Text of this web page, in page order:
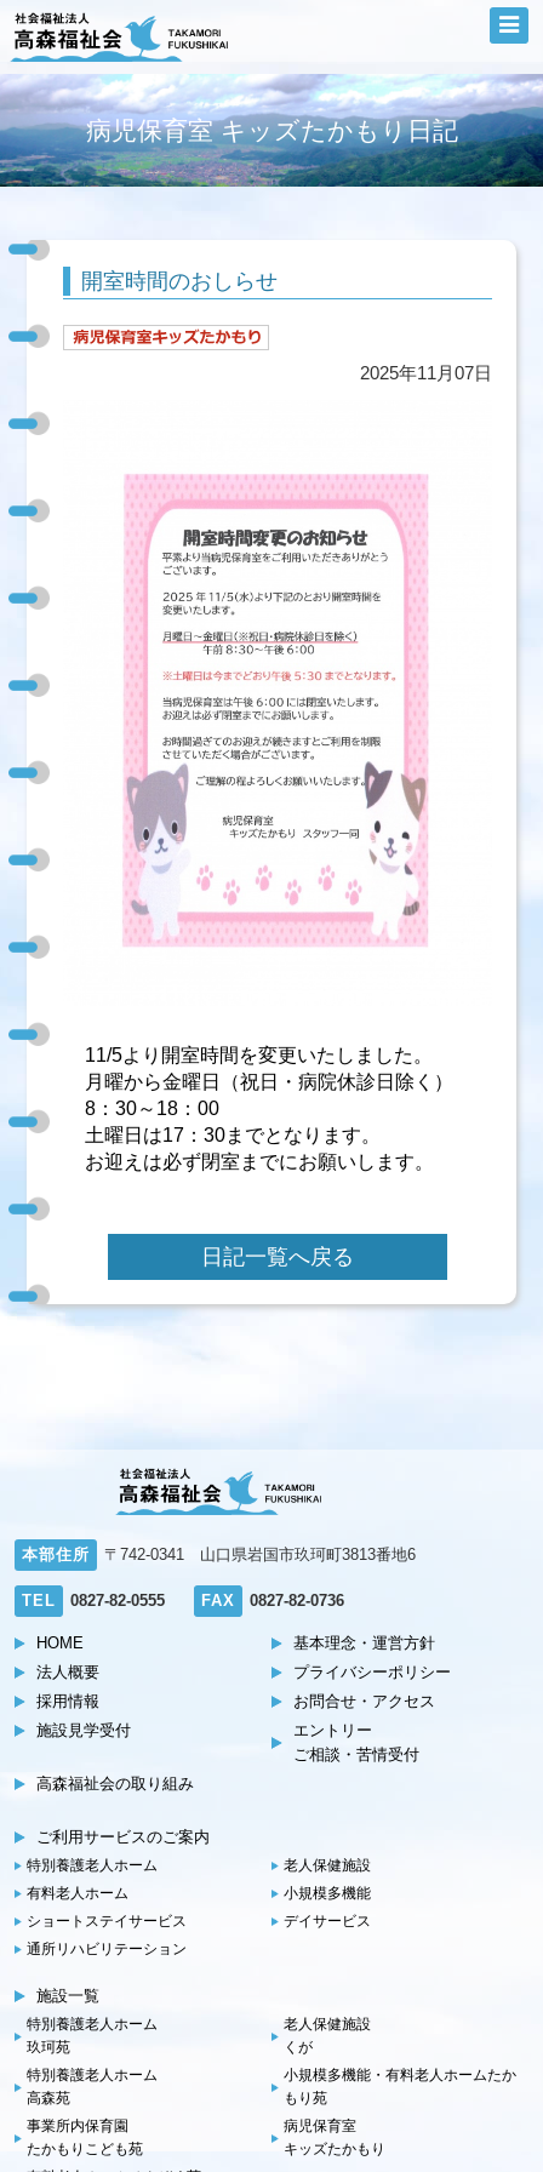
病児保育室 キッズたかもり日記
開室時間のおしらせ
2025年11月07日
11/5より開室時間を変更いたしました。
月曜から金曜日（祝日・病院休診日除く）
8：30～18：00
土曜日は17：30までとなります。
お迎えは必ず閉室までにお願いします。
日記一覧へ戻る
本部住所 〒742-0341 山口県岩国市玖珂町3813番地6
TEL 0827-82-0555 FAX 0827-82-0736
HOME
基本理念・運営方針
法人概要
プライバシーポリシー
採用情報
お問合せ・アクセス
施設見学受付
エントリー
ご相談・苦情受付
高森福祉会の取り組み
ご利用サービスのご案内
特別養護老人ホーム
老人保健施設
有料老人ホーム
小規模多機能
ショートステイサービス
デイサービス
通所リハビリテーション
施設一覧
特別養護老人ホーム
玖珂苑
老人保健施設
くが
特別養護老人ホーム
高森苑
小規模多機能・有料老人ホームたか
もり苑
事業所内保育園
たかもりこども苑
病児保育室
キッズたかもり